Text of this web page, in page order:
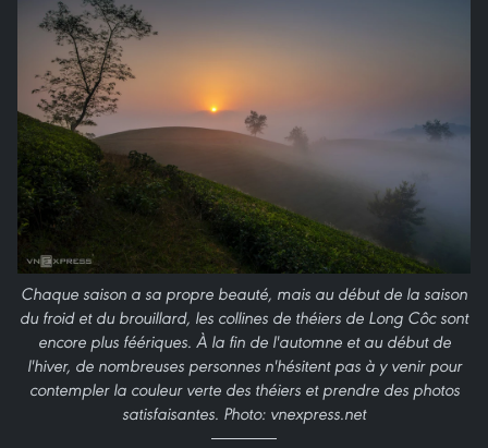
Chaque saison a sa propre beauté, mais au début de la saison
du froid et du brouillard, les collines de théiers de Long Côc sont
encore plus féériques. À la fin de l'automne et au début de
l'hiver, de nombreuses personnes n'hésitent pas à y venir pour
contempler la couleur verte des théiers et prendre des photos
satisfaisantes. Photo: vnexpress.net